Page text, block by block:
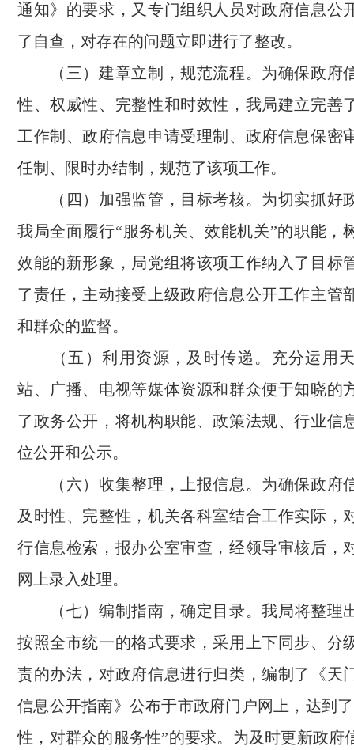
通知》的要求，又专门组织人员对政府信息公
了自查，对存在的问题立即进行了整改。
（三）建章立制，规范流程。为确保政府
性、权威性、完整性和时效性，我局建立完善
工作制、政府信息申请受理制、政府信息保密
任制、限时办结制，规范了该项工作。
（四）加强监管，目标考核。为切实抓好
我 局全面履行“服务机关、效能机关”的职能，
效能的新形象， 局党组将该项工作纳入了目标
了责任，主动接受上级政府信息公开工作主管
和群众的监督。
（五）利用资源，及时传递。充分运用
站、广播、电视等媒体资源和群众便于知晓的
了政务公开，将机构职能、政策法规、行业信
位公开和公示。
（六）收集整理，上报信息。为确保政府
及时性、完整性，机关各科室结合工作实际，
行信息检索，报办公室审查，经领导审核后，
网上录入处理。
（七）编制指南，确定目录。我 局将整理
按照全市统一的格式要求，采用上下同步、分
责的办法，对政府信息进行归类，编制了《天
信息公开指南》公布于市政府门户网上，达到
性，对群众的服务性”的要求。为及时更新政府